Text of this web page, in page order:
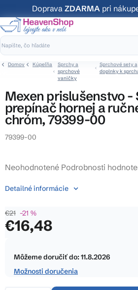
na
obsah
Doprava ZDARMA pri
Domov Kúpeľňa
Sprchy a
sprchové
vaničky
Sprchové sety a
doplnky k
Mexen prislušenstvo -
prepínač hornej a
chróm, 79399-00
79399-00
Priemerné
produktu
0,0
z
Neohodnotené Podrobnosti
€21 –21 %
€16,48
cena:
Môžeme doručiť do:11.8.2026
Možnosti doručenia
Detailné informácie